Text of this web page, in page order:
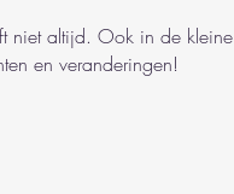
niet altijd. Ook in de kleine
en veranderingen!